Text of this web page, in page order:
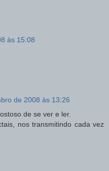
às 15:08
de 2008 às 13:26
de se ver e ler.
nos transmitindo cada vez